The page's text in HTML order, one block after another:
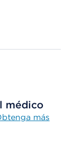
médico
más